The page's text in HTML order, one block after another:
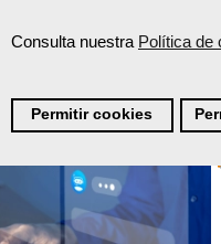
Consulta nuestra Política de
Permitir cookies